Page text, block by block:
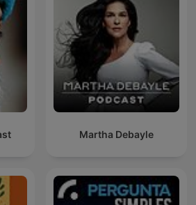
Martha Debayle